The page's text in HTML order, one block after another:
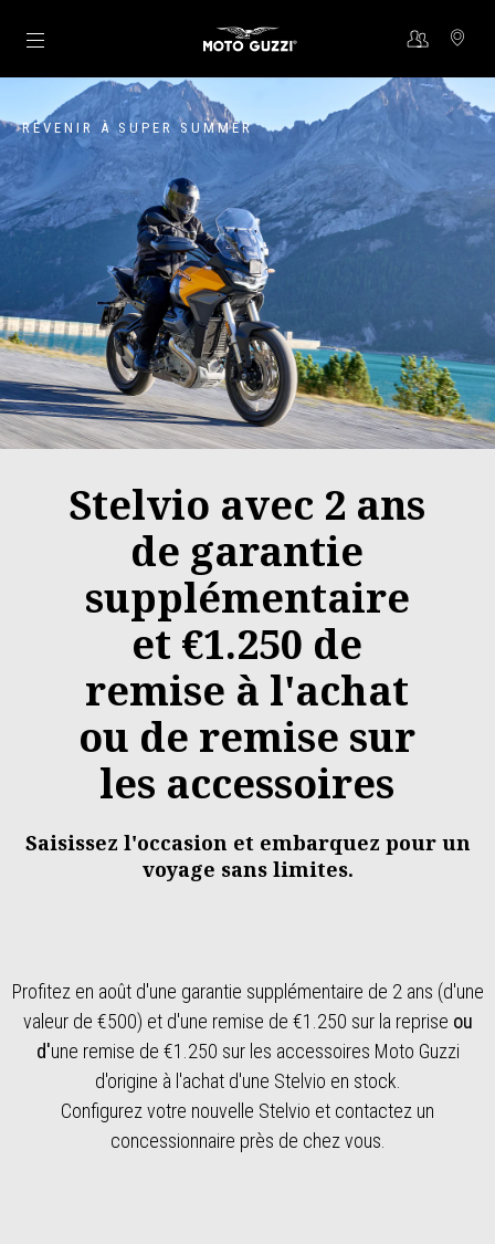
Aller au contenu principal
REVENIR À SUPER SUMMER
Stelvio avec 2 ans
de garantie
supplémentaire
et €1.250 de
remise à l'achat
ou de remise sur
les accessoires
Saisissez l'occasion et embarquez pour un
voyage sans limites.
Profitez en août d'une garantie supplémentaire de 2 ans (d'une
valeur de €500) et d'une remise de €1.250 sur la reprise ou
d'une remise de €1.250 sur les accessoires Moto Guzzi
d'origine à l'achat d'une Stelvio en stock.
Configurez votre nouvelle Stelvio et contactez un
concessionnaire près de chez vous.